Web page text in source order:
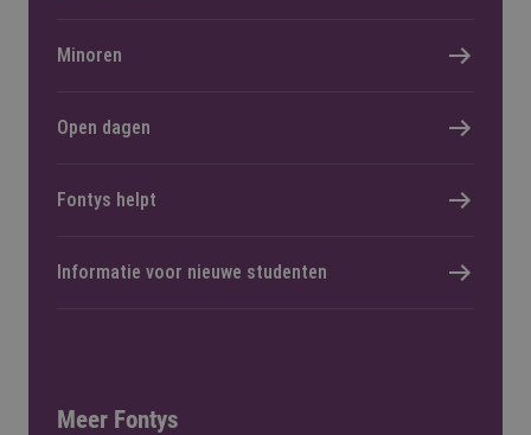
Minoren
Open dagen
Fontys helpt
Informatie voor nieuwe studenten
Meer Fontys